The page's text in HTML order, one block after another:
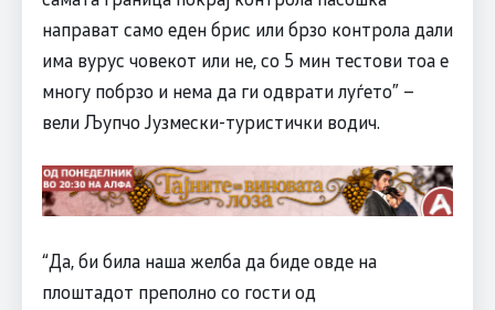
направат само еден брис или брзо контрола дали
има вурус човекот или не, со 5 мин тестови тоа е
многу побрзо и нема да ги одврати луѓето” –
вели Љупчо Јузмески-туристички водич.
“Да, би била наша желба да биде овде на
плоштадот преполно со гости од